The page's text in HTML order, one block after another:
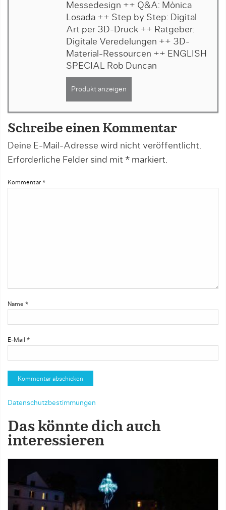
Messedesign ++ Q&A: Mònica
Losada ++ Step by Step: Digital
Art per 3D-Druck ++ Ratgeber:
Digitale Veredelungen ++ 3D-
Material-Ressourcen ++ ENGLISH
SPECIAL Rob Duncan
Produkt anzeigen
Schreibe einen Kommentar
Deine E-Mail-Adresse wird nicht veröffentlicht.
Erforderliche Felder sind mit * markiert.
Kommentar *
Name *
E-Mail *
Datenschutzbestimmungen
Das könnte dich auch
interessieren